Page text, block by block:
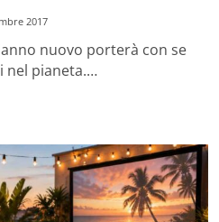
2017
nuovo porterà con se
nel pianeta.…